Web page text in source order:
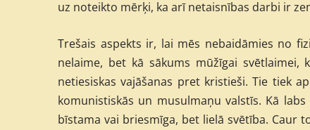
uz noteikto mērķi, ka arī netaisnības darbi ir
Trešais aspekts ir, lai mēs nebaidāmies no
nelaime, bet kā sākums mūžīgai svētlaimei,
netiesiskas vajāšanas pret kristieši. Tie tiek
komunistiskās un musulmaņu valstīs. Kā
bīstama vai briesmīga, bet lielā svētība. Caur